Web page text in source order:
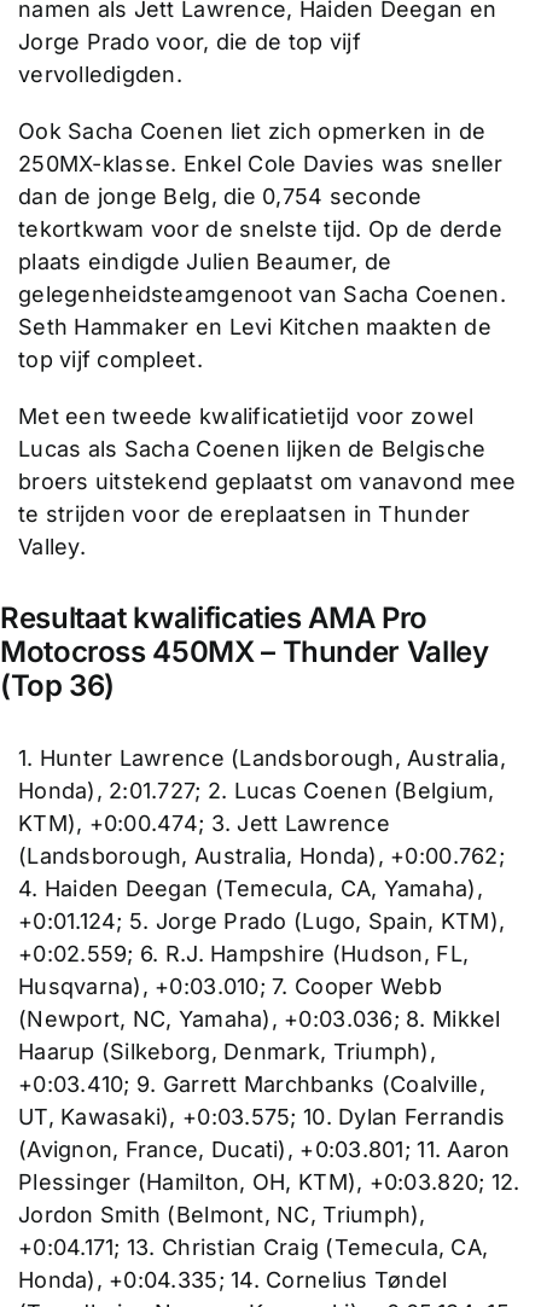
namen als Jett Lawrence, Haiden Deegan en
Jorge Prado voor, die de top vijf
vervolledigden.
Ook Sacha Coenen liet zich opmerken in de
250MX-klasse. Enkel Cole Davies was sneller
dan de jonge Belg, die 0,754 seconde
tekortkwam voor de snelste tijd. Op de derde
plaats eindigde Julien Beaumer, de
gelegenheidsteamgenoot van Sacha Coenen.
Seth Hammaker en Levi Kitchen maakten de
top vijf compleet.
Met een tweede kwalificatietijd voor zowel
Lucas als Sacha Coenen lijken de Belgische
broers uitstekend geplaatst om vanavond mee
te strijden voor de ereplaatsen in Thunder
Valley.
Resultaat kwalificaties AMA Pro
Motocross 450MX – Thunder Valley
(Top 36)
1. Hunter Lawrence (Landsborough, Australia,
Honda), 2:01.727; 2. Lucas Coenen (Belgium,
KTM), +0:00.474; 3. Jett Lawrence
(Landsborough, Australia, Honda), +0:00.762;
4. Haiden Deegan (Temecula, CA, Yamaha),
+0:01.124; 5. Jorge Prado (Lugo, Spain, KTM),
+0:02.559; 6. R.J. Hampshire (Hudson, FL,
Husqvarna), +0:03.010; 7. Cooper Webb
(Newport, NC, Yamaha), +0:03.036; 8. Mikkel
Haarup (Silkeborg, Denmark, Triumph),
+0:03.410; 9. Garrett Marchbanks (Coalville,
UT, Kawasaki), +0:03.575; 10. Dylan Ferrandis
(Avignon, France, Ducati), +0:03.801; 11. Aaron
Plessinger (Hamilton, OH, KTM), +0:03.820; 12.
Jordon Smith (Belmont, NC, Triumph),
+0:04.171; 13. Christian Craig (Temecula, CA,
Honda), +0:04.335; 14. Cornelius Tøndel